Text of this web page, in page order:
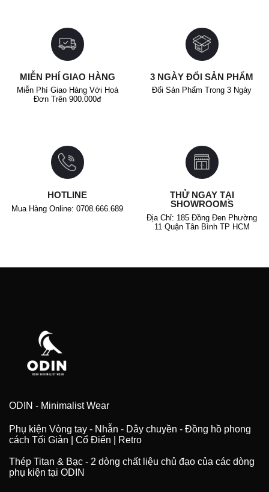
MIỄN PHÍ GIAO HÀNG
Miễn Phí Giao Hàng Với Hoá
Đơn Trên 900.000đ
3 NGÀY ĐỔI SẢN PHẨM
Đổi Sản Phẩm Trong 3 Ngày
HOTLINE
Mua Hàng Online: 0708.666.689
THỬ NGAY TẠI
SHOWROOMS
Địa Chỉ: 185 Đồng Đen Phường
11 Quận Tân Bình TP HCM
ODIN - Minimalist Wear
Phụ kiện Vòng tay - Nhẫn - Dây chuyền - Đồng hồ phong
cách Tối Giản | Cổ Điển | Retro
Thép Titan & Bạc - 2 dòng chất liệu chủ đạo của các dòng
phụ kiện tại ODIN